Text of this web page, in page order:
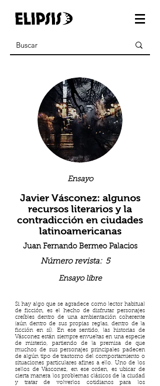
Ensayo
Javier Vásconez: algunos
recursos literarios y la
contradicción en ciudades
latinoamericanas
Juan Fernando Bermeo Palacios
Número revista: 5
Ensayo libre
Si hay algo que se agradece como lector habitual
de ficción, es el hecho de disfrutar personajes
creíbles dentro de una ambientación coherente
(aún dentro de sus propias reglas, dentro de la
ficción en sí). En ese sentido, las historias de
Vásconez están siempre envueltas en una especie
de misterio, partiendo de la premisa de que
muchos de sus personajes principales padecen
de algún tipo de trastorno del comportamiento o
situaciones particulares afines a ello. Uno de los
sellos de Vásconez, en ese orden, es ubicar de
cierta manera los problemas clásicos de la ciudad
y tratar de volverlos cotidianos para los